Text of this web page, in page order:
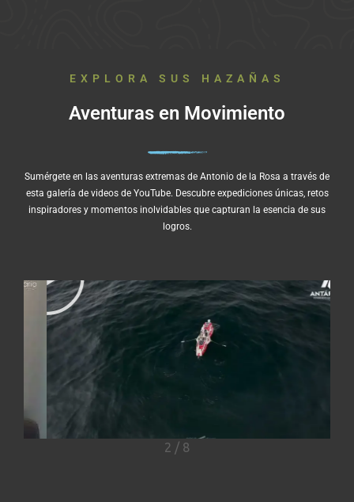
EXPLORA SUS HAZAÑAS
Aventuras en Movimiento
Sumérgete en las aventuras extremas de Antonio de la Rosa a través de
esta galería de videos de YouTube. Descubre expediciones únicas, retos
inspiradores y momentos inolvidables que capturan la esencia de sus
logros.
2 / 8